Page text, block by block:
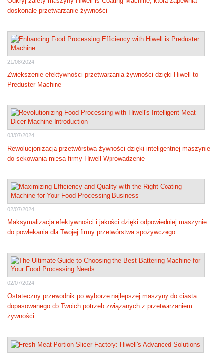
doskonałe przetwarzanie żywności
21/08/2024
Zwiększenie efektywności przetwarzania żywności dzięki Hiwell to
Preduster Machine
03/07/2024
Rewolucjonizacja przetwórstwa żywności dzięki inteligentnej maszynie
do sekowania mięsa firmy Hiwell Wprowadzenie
02/07/2024
Maksymalizacja efektywności i jakości dzięki odpowiedniej maszynie
do powlekania dla Twojej firmy przetwórstwa spożywczego
02/07/2024
Ostateczny przewodnik po wyborze najlepszej maszyny do ciasta
dopasowanego do Twoich potrzeb związanych z przetwarzaniem
żywności